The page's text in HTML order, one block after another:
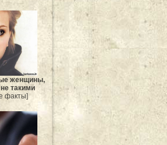
женщины,
такими
факты]